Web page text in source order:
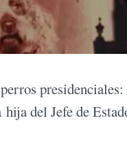
del Jefe de